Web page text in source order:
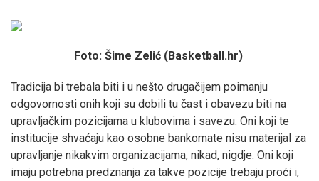
Foto: Šime Zelić (Basketball.hr)
Tradicija bi trebala biti i u nešto drugačijem poimanju
odgovornosti onih koji su dobili tu čast i obavezu biti na
upravljačkim pozicijama u klubovima i savezu. Oni koji te
institucije shvaćaju kao osobne bankomate nisu materijal za
upravljanje nikakvim organizacijama, nikad, nigdje. Oni koji
imaju potrebna predznanja za takve pozicije trebaju proći i,